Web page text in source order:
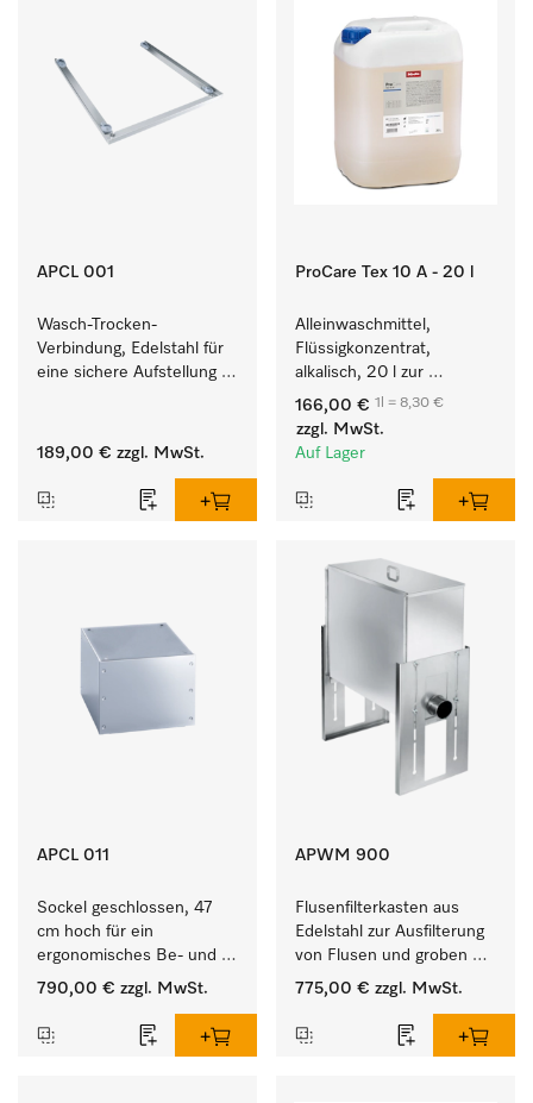
APCL 001
Wasch-Trocken-
Verbindung, Edelstahl für
eine sichere Aufstellung
189,00 € zzgl. MwSt.
ProCare Tex 10 A - 20 l
Alleinwaschmittel,
Flüssigkonzentrat,
alkalisch, 20 l zur
Reinigung weißer Textilien
und farbechter
Buntwäsche.
166,00 € 1l = 8,30 €
zzgl. MwSt.
Auf Lager
APCL 011
Sockel geschlossen, 47
cm hoch für ein
ergonomisches Be- und
Entladen von
Trockner.
790,00 € zzgl. MwSt.
APWM 900
Flusenfilterkasten aus
Edelstahl zur Ausfilterung
von Flusen und groben
Partikeln aus der Lauge.
775,00 € zzgl. MwSt.